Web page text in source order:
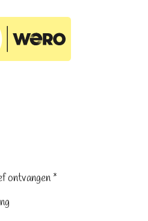
ontvangen *